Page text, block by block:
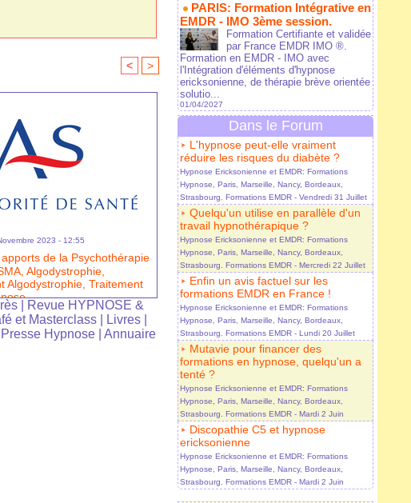
< >
2023 - 12:55
de la Psychothérapie
Algodystrophie,
Algodystrophie, Traitement
Revue HYPNOSE &
et Masterclass Livres
Hypnose
Annuaire
PARIS: Formation Intégrative en
EMDR - IMO 3ème session.
Formation Certifiante et validée
par France EMDR IMO ®.
Formation en EMDR - IMO avec
l'Intégration d'éléments d'hypnose
ericksonienne, de thérapie brève orientée
solutio...
01/04/2027
Dans le Forum
L'hypnose peut-elle vraiment
réduire les risques du diabète ?
Hypnose Ericksonienne et EMDR: Formations
Hypnose, Paris, Marseille, Nancy, Bordeaux,
Strasbourg. Formations EMDR - Vendredi 31 Juillet
Quelqu'un utilise en parallèle d'un
travail hypnothérapique ?
Hypnose Ericksonienne et EMDR: Formations
Hypnose, Paris, Marseille, Nancy, Bordeaux,
Strasbourg. Formations EMDR - Mercredi 22 Juillet
Enfin un avis factuel sur les
formations EMDR en France !
Hypnose Ericksonienne et EMDR: Formations
Hypnose, Paris, Marseille, Nancy, Bordeaux,
Strasbourg. Formations EMDR - Lundi 20 Juillet
Mutavie pour financer des
formations en hypnose, quelqu'un a
tenté ?
Hypnose Ericksonienne et EMDR: Formations
Hypnose, Paris, Marseille, Nancy, Bordeaux,
Strasbourg. Formations EMDR - Mardi 2 Juin
Discopathie C5 et hypnose
ericksonienne
Hypnose Ericksonienne et EMDR: Formations
Hypnose, Paris, Marseille, Nancy, Bordeaux,
Strasbourg. Formations EMDR - Mardi 2 Juin